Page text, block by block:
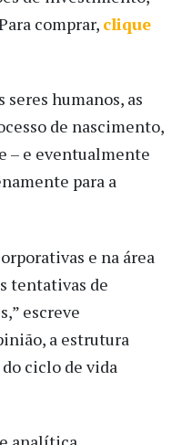
comprar, clique
seres humanos, as
de nascimento,
– e eventualmente
para a
e na área
tentativas de
escreve
a estrutura
ciclo de vida